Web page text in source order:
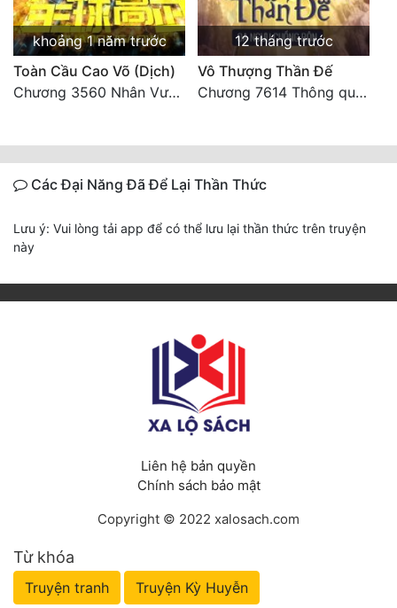
khoảng 1 năm trước
Toàn Cầu Cao Võ (Dịch)
Chương 3560 Nhân Vương trở về - END
12 tháng trước
Vô Thượng Thần Đế
Chương 7614 Thông quan ban thưởng, Ngục Hải Yên Thần Quang
Các Đại Năng Đã Để Lại Thần Thức
Lưu ý: Vui lòng tải app để có thể lưu lại thần thức trên truyện
này
Liên hệ bản quyền
Chính sách bảo mật
Copyright © 2022 xalosach.com
Từ khóa
Truyện tranh Truyện Kỳ Huyễn